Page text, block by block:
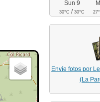
Sun 9
30°C /30°C
Envíe fotos por
(La